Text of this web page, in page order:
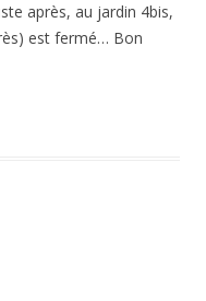
après, au jardin 4bis,
est fermé… Bon